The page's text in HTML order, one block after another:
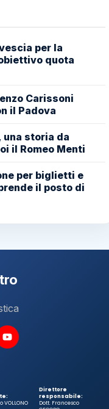
per la
quota
Carissoni
il Padova
una storia da
il Romeo Menti
per biglietti e
il posto di
VOLLONO
Direttore
responsabile:
Dott. Francesco